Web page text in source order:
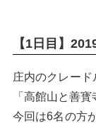
【1日目】
庄内のクレー
「高館山と善寳
今回は6名の方